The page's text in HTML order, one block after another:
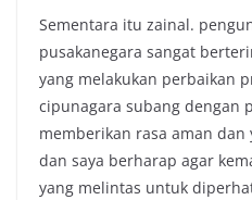
Sementara itu zainal.
pusakanegara sangat
yang melakukan perbaikan
cipunagara subang dengan
memberikan rasa aman
dan saya berharap agar
yang melintas untuk